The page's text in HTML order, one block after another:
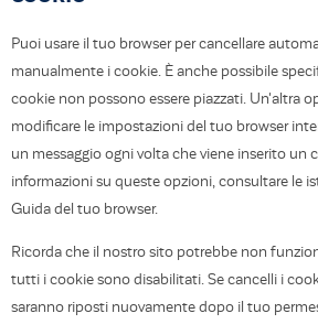
Puoi usare il tuo browser per cancellare
manualmente i cookie. È anche possibile
cookie non possono essere piazzati. Un'altra
modificare le impostazioni del tuo browser
un messaggio ogni volta che viene inserito un
informazioni su queste opzioni, consultare le
Guida del tuo browser.
Ricorda che il nostro sito potrebbe non
tutti i cookie sono disabilitati. Se cancelli i
saranno riposti nuovamente dopo il tuo